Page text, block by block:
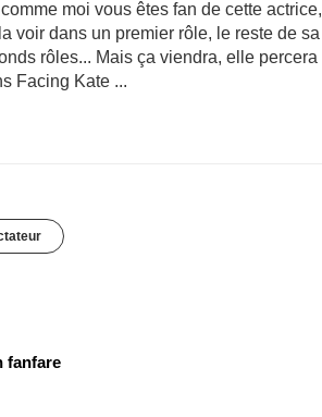
moi vous êtes fan de cette actrice,
voir dans un premier rôle, le reste de sa
rôles... Mais ça viendra, elle percera
Facing Kate ...
fanfare